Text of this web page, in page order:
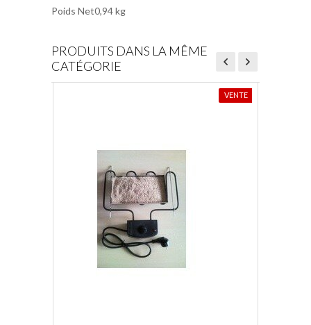
Poids Net0,94 kg
PRODUITS DANS LA MÊME
CATÉGORIE
VENTE